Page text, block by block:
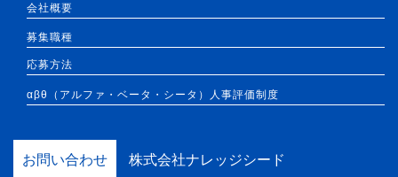
会社概要
募集職種
応募方法
αβθ（アルファ・ベータ・シータ）人事評価制度
お問い合わせ 株式会社ナレッジシード